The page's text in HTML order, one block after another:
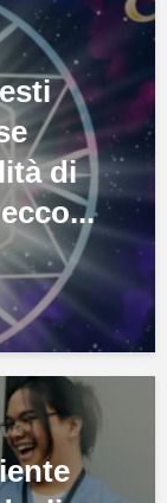
di